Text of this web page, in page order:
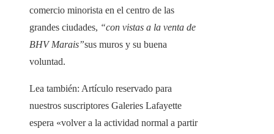
comercio minorista en el centro de las
grandes ciudades, “con vistas a la venta de
BHV Marais”sus muros y su buena
voluntad.
Lea también: Artículo reservado para
nuestros suscriptores Galeries Lafayette
espera «volver a la actividad normal a partir